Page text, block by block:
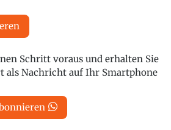
Schritt voraus und erhalten Sie
als Nachricht auf Ihr Smartphone